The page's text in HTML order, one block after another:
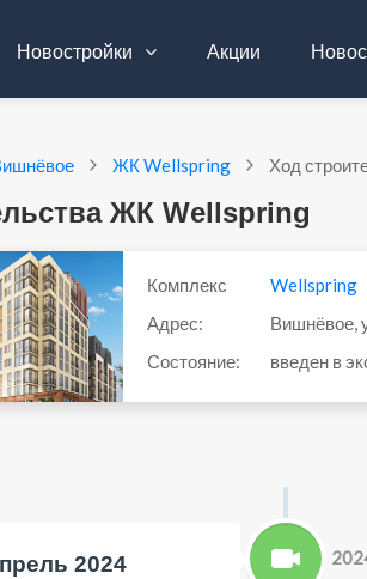
Новостройки Акции
ЖК Wellspring Ход
ЖК Wellspring
Комплекс
Wellspring
Адрес:
Вишнёвое,
Состояние:
введен в
2024